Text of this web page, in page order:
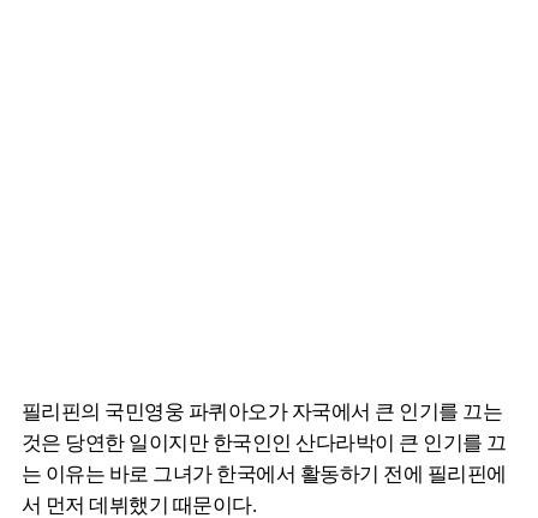
필리핀의 국민영웅 파퀴아오가 자국에서 큰 인기를 끄는
것은 당연한 일이지만 한국인인 산다라박이 큰 인기를 끄
는 이유는 바로 그녀가 한국에서 활동하기 전에 필리핀에
서 먼저 데뷔했기 때문이다.